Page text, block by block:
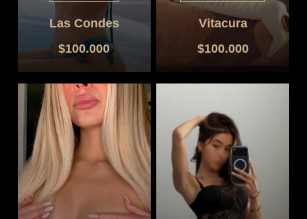
Las Condes
$100.000
Vitacura
$100.000